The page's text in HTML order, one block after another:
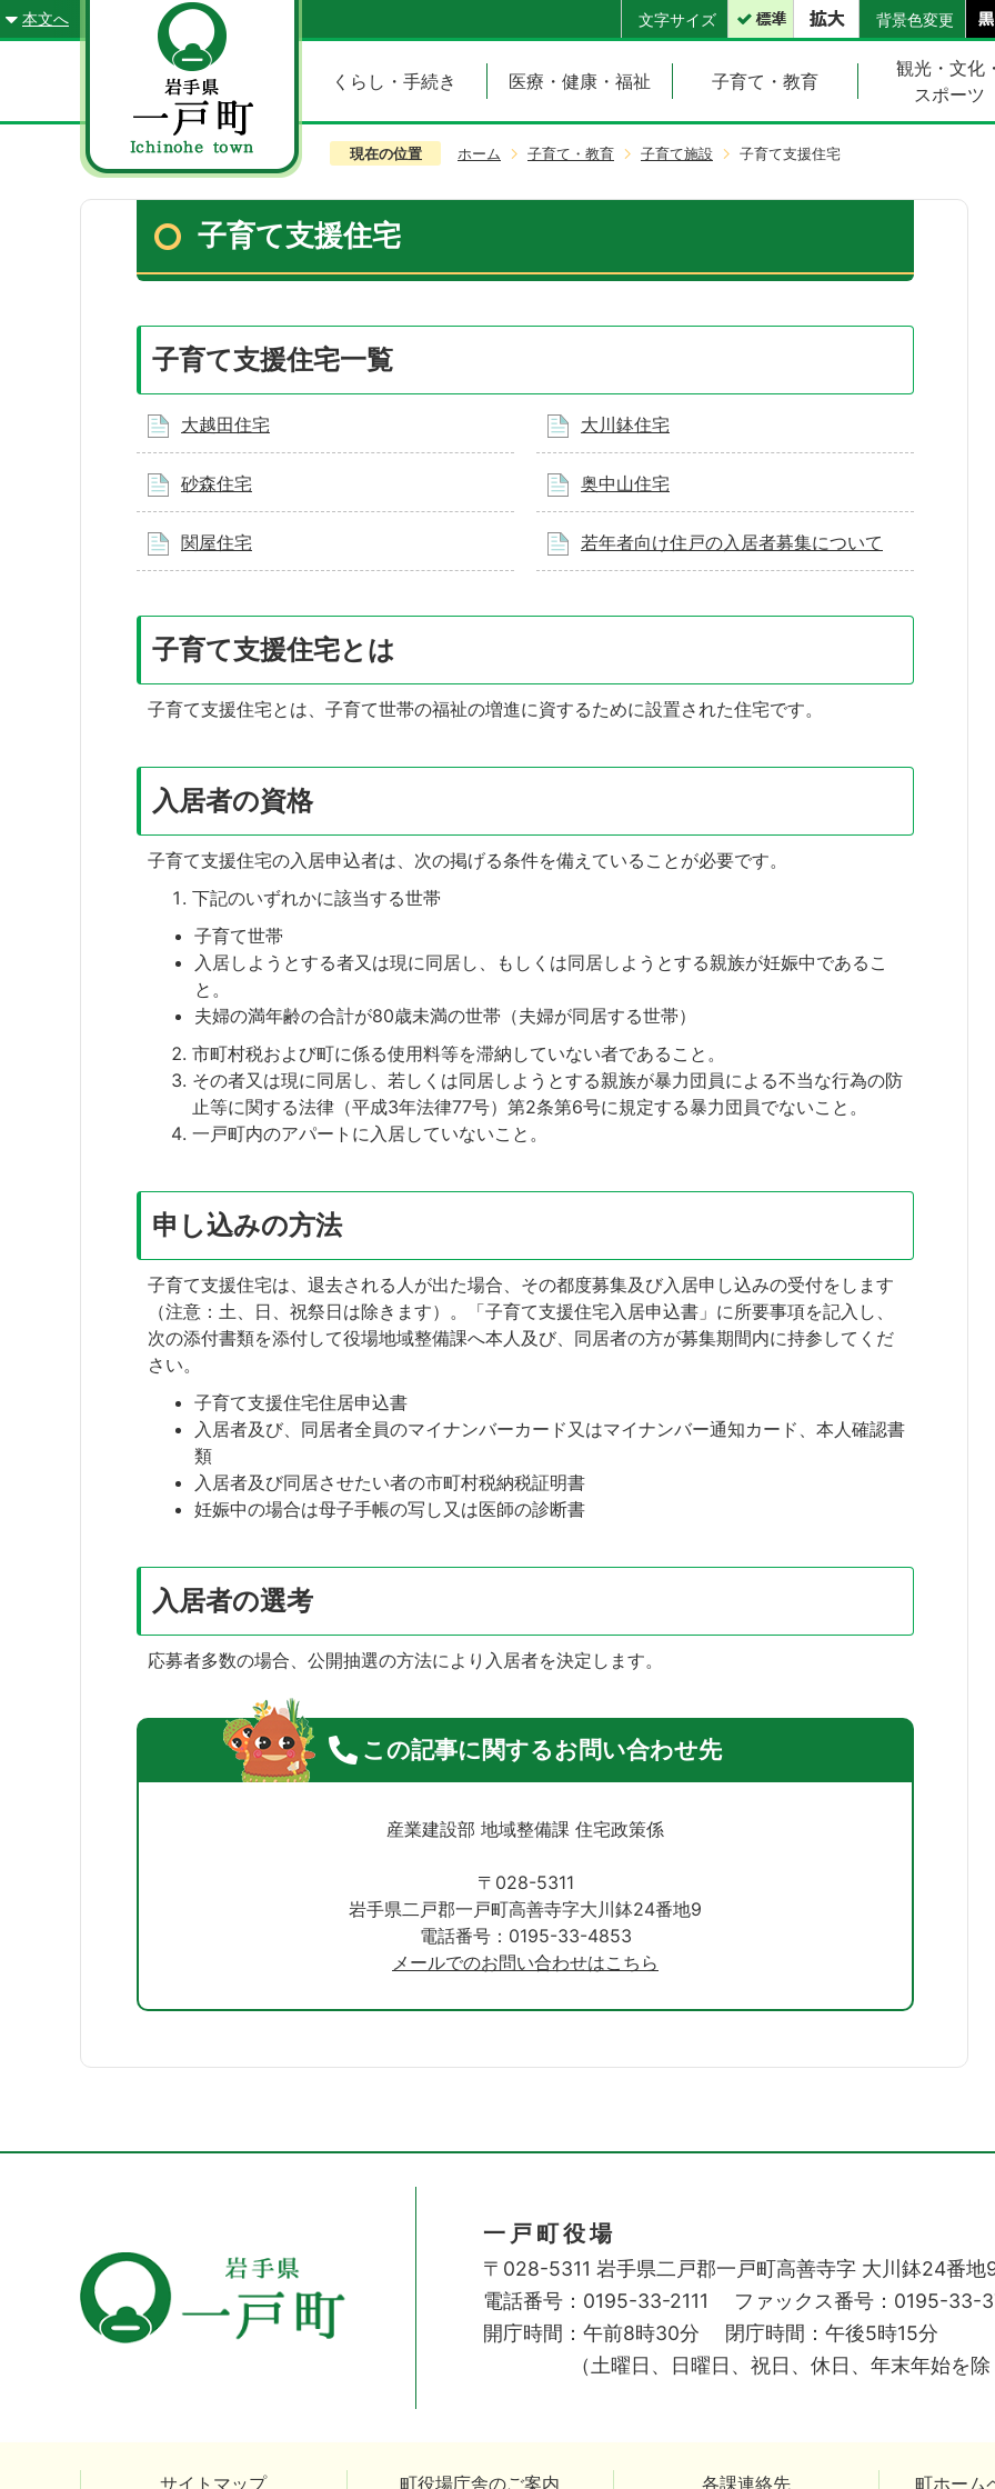
本文へ 文字サイズ 背景色変更
くらし・手続き 医療・健康・福祉 子育て・教育
観光・文化
スポーツ
現在の位置 ホーム 子育て・教育 子育て施設 子育て支援住宅
子育て支援住宅
子育て支援住宅一覧
大越田住宅 大川鉢住宅
砂森住宅 奥中山住宅
関屋住宅 若年者向け住戸の入居者募集について
子育て支援住宅とは
子育て支援住宅とは、子育て世帯の福祉の増進に資するために設置された住宅です。
入居者の資格
子育て支援住宅の入居申込者は、次の掲げる条件を備えていることが必要です。
下記のいずれかに該当する世帯
子育て世帯
入居しようとする者又は現に同居し、もしくは同居しようとする親族が妊娠中であるこ
と。
夫婦の満年齢の合計が80歳未満の世帯（夫婦が同居する世帯）
市町村税および町に係る使用料等を滞納していない者であること。
その者又は現に同居し、若しくは同居しようとする親族が暴力団員による不当な行為の防
止等に関する法律（平成3年法律77号）第2条第6号に規定する暴力団員でないこと。
一戸町内のアパートに入居していないこと。
申し込みの方法
子育て支援住宅は、退去される人が出た場合、その都度募集及び入居申し込みの受付をします
（注意：土、日、祝祭日は除きます）。「子育て支援住宅入居申込書」に所要事項を記入し、
次の添付書類を添付して役場地域整備課へ本人及び、同居者の方が募集期間内に持参してくだ
さい。
子育て支援住宅住居申込書
入居者及び、同居者全員のマイナンバーカード又はマイナンバー通知カード、本人確認書
類
入居者及び同居させたい者の市町村税納税証明書
妊娠中の場合は母子手帳の写し又は医師の診断書
入居者の選考
応募者多数の場合、公開抽選の方法により入居者を決定します。
この記事に関するお問い合わせ先
産業建設部 地域整備課 住宅政策係
〒028-5311
岩手県二戸郡一戸町高善寺字大川鉢24番地9
電話番号：0195-33-4853
メールでのお問い合わせはこちら
一戸町役場
〒028-5311 岩手県二戸郡一戸町高善寺字 大川鉢24番地
電話番号：0195-33-2111
ファックス番号：0195-33-
開庁時間：午前8時30分
閉庁時間：午後5時15分
（土曜日、日曜日、祝日、休日、年末年始を
サイトマップ 町役場庁舎のご案内 各課連絡先 町ホーム